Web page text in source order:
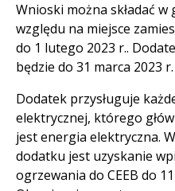
Wnioski można składać w
względu na miejsce
do 1 lutego 2023 r..
będzie do 31 marca 2023 r.
Dodatek przysługuje
elektrycznej, którego
jest energia elektryczna.
dodatku jest uzyskanie
ogrzewania do CEEB do